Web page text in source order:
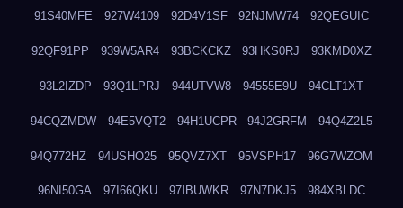
91S40MFE 927W4109 92D4V1SF 92NJMW74 92QEGUIC
92QF91PP 939W5AR4 93BCKCKZ 93HKS0RJ 93KMD0XZ
93L2IZDP 93Q1LPRJ 944UTVW8 94555E9U 94CLT1XT
94CQZMDW 94E5VQT2 94H1UCPR 94J2GRFM 94Q4Z2L5
94Q772HZ 94USHO25 95QVZ7XT 95VSPH17 96G7WZOM
96NI50GA 97I66QKU 97IBUWKR 97N7DKJ5 984XBLDC